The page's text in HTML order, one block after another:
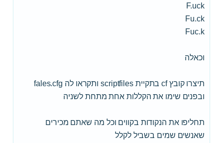
F.uck
Fu.ck
Fuc.k
וכאלה
תיצרו קובץ cf בתקיית scriptfiles ותקראו לה fales.cfg
ובפנים שימו את הקללות אחת מתחת לשניה
תחליפו את הנקודות בקווים וכל מה שאתם מכירים
שאנשים שמים בשביל לקלל